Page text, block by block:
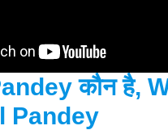
कौन है,
Pandey